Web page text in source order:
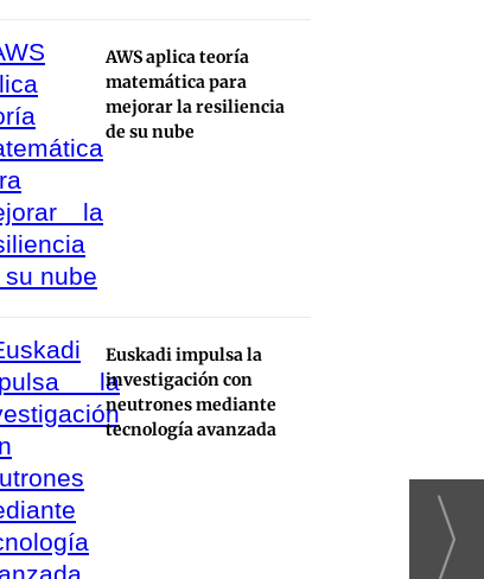
AWS aplica teoría
matemática para
mejorar la resiliencia
de su nube
Euskadi impulsa la
investigación con
neutrones mediante
tecnología avanzada